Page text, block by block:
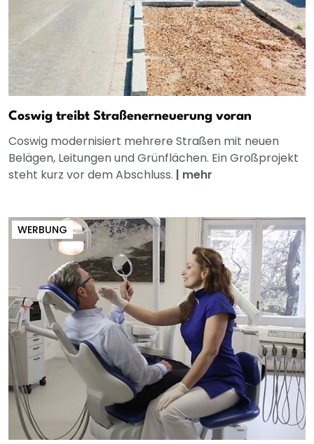
Coswig treibt Straßenerneuerung voran
Coswig modernisiert mehrere Straßen mit neuen
Belägen, Leitungen und Grünflächen. Ein Großprojekt
steht kurz vor dem Abschluss. | mehr
WERBUNG